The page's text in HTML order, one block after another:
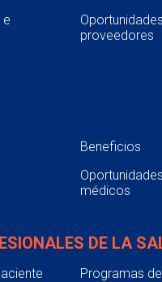
e
proveedores
Beneficios
médicos
DE LA
Programas